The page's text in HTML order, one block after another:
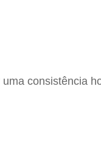
consistência